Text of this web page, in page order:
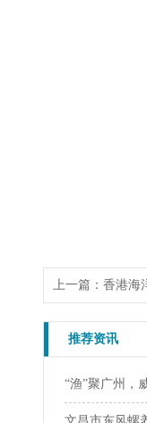
上一篇： 香港海
推荐资讯
“渔”聚广州，